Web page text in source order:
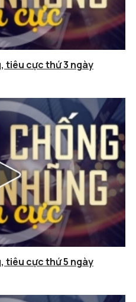
tiêu cực thứ 3 ngày
tiêu cực thứ 5 ngày